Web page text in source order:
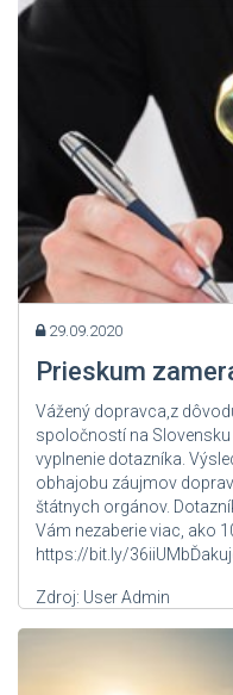
29.09.2020
Prieskum
Vážený dopravca,z
spoločností na
vyplnenie dotazníka.
obhajobu záujmov
štátnych orgánov.
Vám nezaberie viac, ako
https://bit.ly/
Zdroj: User Admin